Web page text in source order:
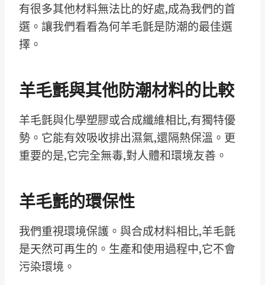
有很多其他材料無法比的好處,成為我們的首
選。讓我們看看為何羊毛氈是防潮的最佳選
擇。
羊毛氈與其他防潮材料的比較
羊毛氈與化學塑膠或合成纖維相比,有獨特優
勢。它能有效吸收排出濕氣,還隔熱保溫。更
重要的是,它完全無毒,對人體和環境友善。
羊毛氈的環保性
我們重視環境保護。與合成材料相比,羊毛氈
是天然可再生的。生產和使用過程中,它不會
污染環境。